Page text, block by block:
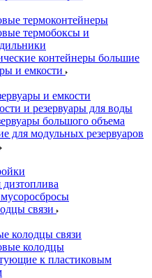
термоконтейнеры
термобоксы и
контейнеры большие
и емкости
и емкости
и резервуары для воды
большого объема
для модульных резервуаров
связи
колодцы связи
колодцы
к пластиковым